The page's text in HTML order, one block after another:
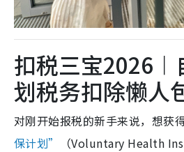
扣税三宝2026︱
划税务扣除懒人
对刚开始报税的新手来说，想获
保计划”
（Voluntary Health